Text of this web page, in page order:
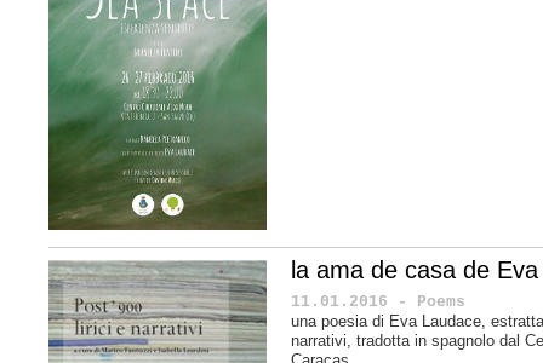
la ama de casa de
11.01.2016 - Poems
una poesia di Eva Laudace,
narrativi, tradotta in spagnolo dal